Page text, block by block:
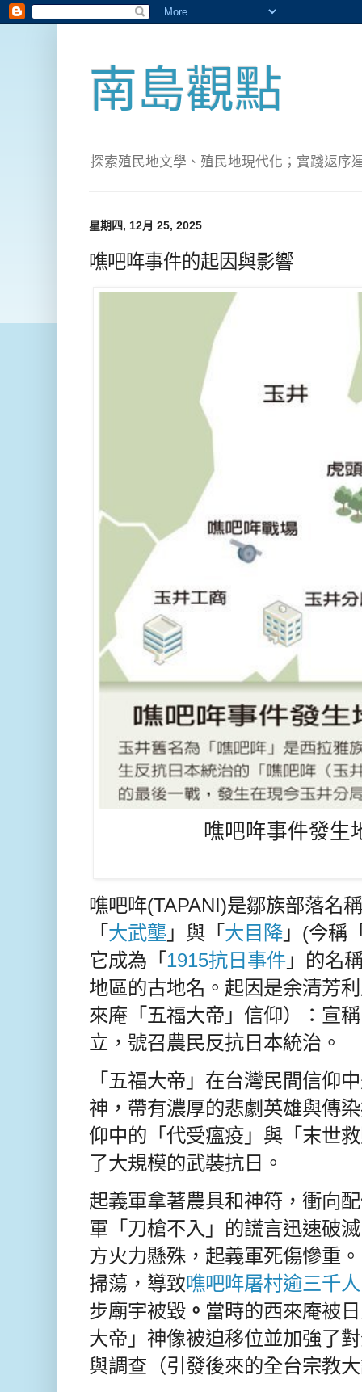
南島觀點
探索殖民地文學、殖民地現代化；實踐返序
星期四, 12月 25, 2025
噍吧哖事件的起因與影響
噍吧哖事件發生
噍吧哖(TAPANI)是鄒族部落名
「 大武壟 」與「 大目降 」(今稱
它成為「 1915抗日事件 」的名
地區的古地名。起因是余清芳
來庵「五福大帝」信仰）：宣
立，號召農民反抗日本統治。
「五福大帝」在台灣民間信仰
神，帶有濃厚的悲劇英雄與傳
仰中的「代受瘟疫」與「末世
了大規模的武裝抗日。
起義軍拿著農具和神符，衝向
軍「刀槍不入」的謊言迅速破
方火力懸殊，起義軍死傷慘重
掃蕩，導致噍吧哖屠村逾三千人
步廟宇被毀 。 當時的西來庵被
大帝」神像被迫移位並加強了
與調查（引發後來的全台宗教